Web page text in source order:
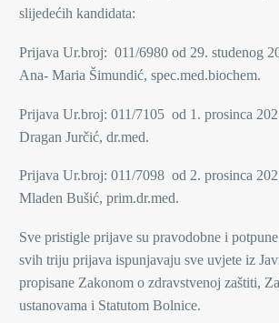
slijedećih kandidata:
Prijava Ur.broj: 011/6980 od 29. studenog
Ana- Maria Šimundić, spec.med.biochem.
Prijava Ur.broj: 011/7105 od 1. prosinca
Dragan Jurčić, dr.med.
Prijava Ur.broj: 011/7098 od 2. prosinca
Mladen Bušić, prim.dr.med.
Sve pristigle prijave su pravodobne i
svih triju prijava ispunjavaju sve uvjete iz
propisane Zakonom o zdravstvenoj zaštiti,
ustanovama i Statutom Bolnice.